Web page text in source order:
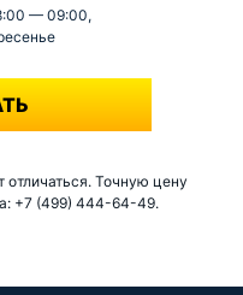
— 09:00,
отличаться. Точную цену
+7 (499) 444-64-49.